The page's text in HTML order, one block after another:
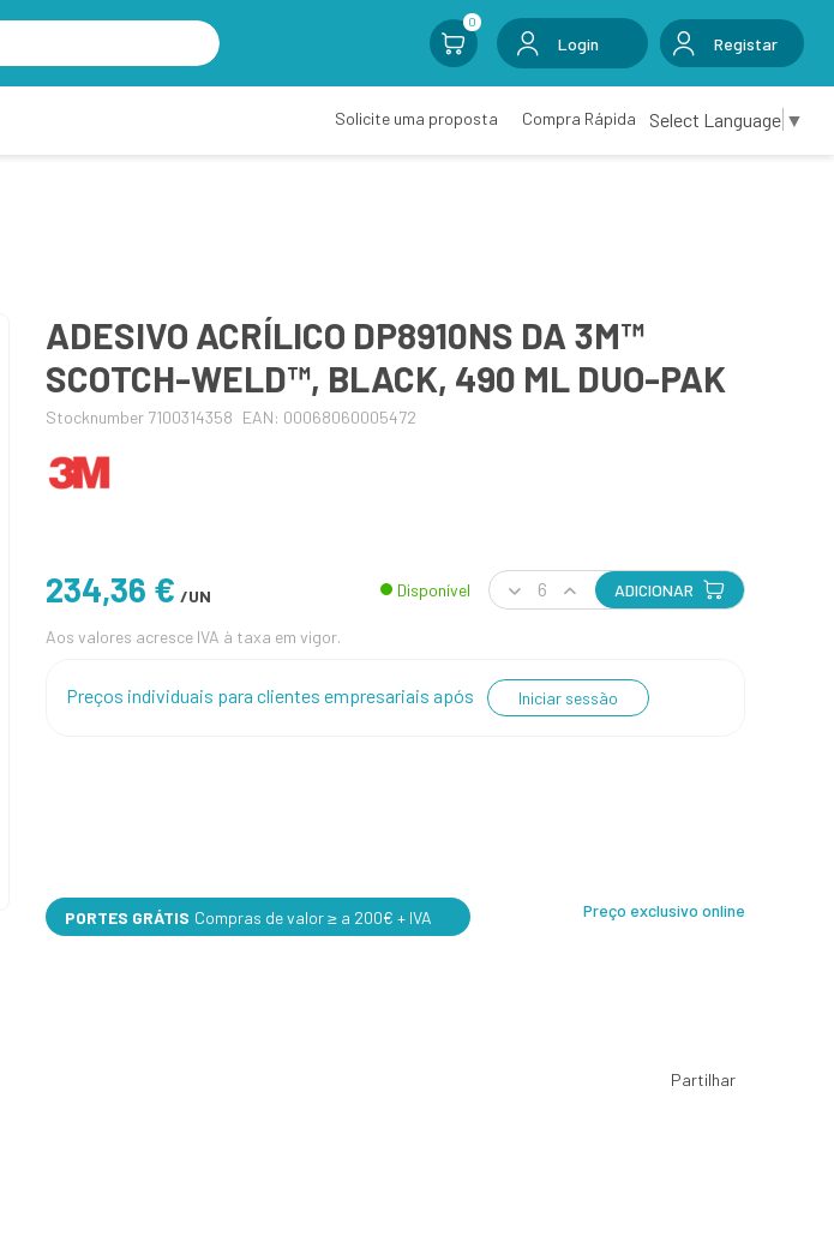
0
Login Registar
Solicite uma proposta Compra Rápida Select Language ▼
ADESIVO ACRÍLICO DP8910NS DA 3M™
SCOTCH-WELD™, BLACK, 490 ML DUO-PAK
Stocknumber 7100314358 EAN: 00068060005472
234,36 € /UN Disponível ADICIONAR
Aos valores acresce IVA à taxa em vigor.
Preços individuais para clientes empresariais após Iniciar sessão
PORTES GRÁTIS Compras de valor ≥ a 200€ + IVA Preço exclusivo online
Partilhar